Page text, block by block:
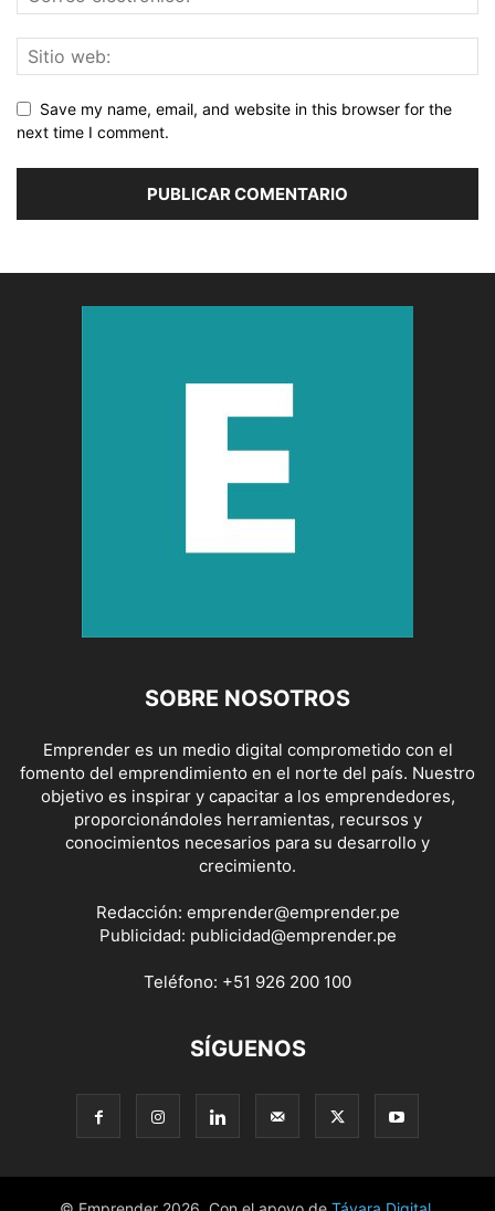
Save my name, email, and website in this browser for the
next time I comment.
SOBRE NOSOTROS
Emprender es un medio digital comprometido con el
fomento del emprendimiento en el norte del país. Nuestro
objetivo es inspirar y capacitar a los emprendedores,
proporcionándoles herramientas, recursos y
conocimientos necesarios para su desarrollo y
crecimiento.
Redacción: emprender@emprender.pe
Publicidad: publicidad@emprender.pe
Teléfono: +51 926 200 100
SÍGUENOS